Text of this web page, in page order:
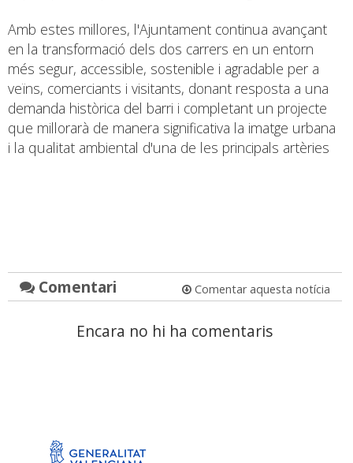
Amb estes millores, l'Ajuntament continua avançant
en la transformació dels dos carrers en un entorn
més segur, accessible, sostenible i agradable per a
veïns, comerciants i visitants, donant resposta a una
demanda històrica del barri i completant un projecte
que millorarà de manera significativa la imatge urbana
i la qualitat ambiental d'una de les principals artèries
Comentari Comentar aquesta notícia
Encara no hi ha comentaris